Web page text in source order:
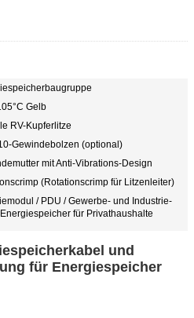
Gelb
RV-Kupferlitze
Gewindebolzen (optional)
mit Anti-Vibrations-Design
(Rotationscrimp für Litzenleiter)
/ PDU / Gewerbe- und Industrie-
für Privathaushalte
und
für Energiespeicher